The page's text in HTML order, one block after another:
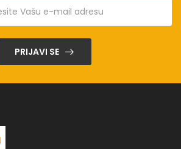
PRIJAVI SE